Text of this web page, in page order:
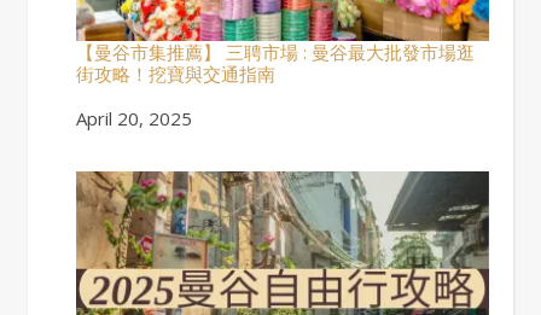
【曼谷市集推薦】 三聘市場 : 曼谷最大批發市場逛
街攻略！挖寶與交通指南
Date
April 20, 2025